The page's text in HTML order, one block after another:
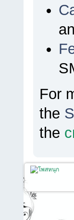
For
the
the